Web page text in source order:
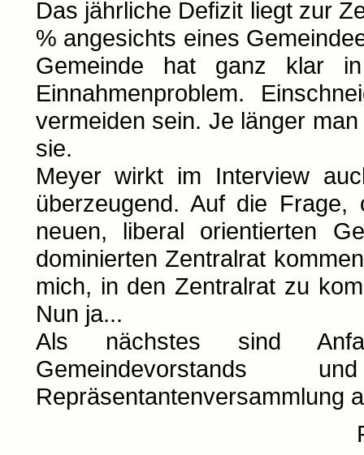
Das jährliche Defizit liegt zur
% angesichts eines
Gemeinde hat ganz klar
Einnahmenproblem.
vermeiden sein. Je länger
sie.
Meyer wirkt im Interview
überzeugend. Auf die
neuen, liberal orientierten
dominierten Zentralrat
mich, in den Zentralrat zu
Nun ja...
Als nächstes sind
Repräsentantenversammlung